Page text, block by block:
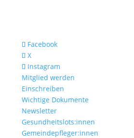
Facebook
X
Instagram
Mitglied werden
Einschreiben
Wichtige Dokumente
Newsletter
Gesundheitslots:innen
Gemeindepfleger:innen